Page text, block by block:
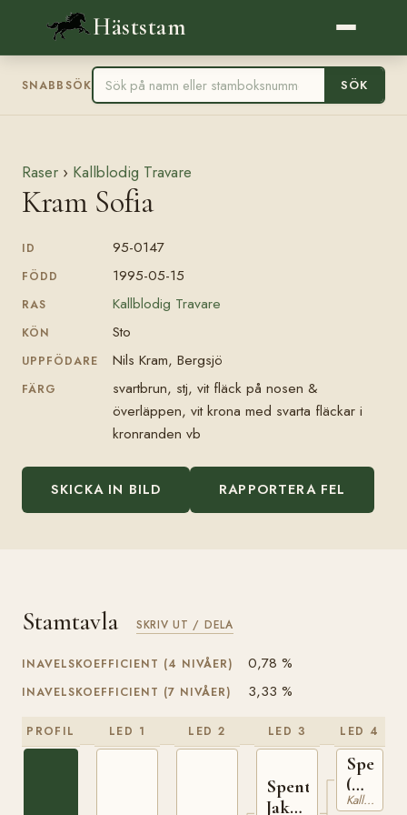
Häststam
SNABBSÖK SÖK
Raser › Kallblodig Travare
Kram Sofia
ID 95-0147
FÖDD 1995-05-15
RAS Kallblodig Travare
KÖN Sto
UPPFÖDARE Nils Kram, Bergsjö
FÄRG
svartbrun, stj, vit fläck på nosen &
överläppen, vit krona med svarta fläckar i
kronranden vb
SKICKA IN BILD RAPPORTERA FEL
Stamtavla SKRIV UT / DELA
INAVELSKOEFFICIENT (4 NIVÅER) 0,78 %
INAVELSKOEFFICIENT (7 NIVÅER) 3,33 %
PROFIL LED 1 LED 2 LED 3
Spent
Jakken
LED 4
Spenter
(NO)
T-Kallblodig Travare